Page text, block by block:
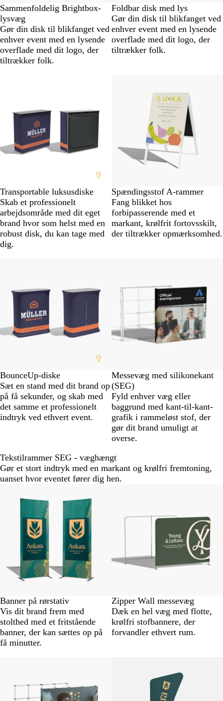
Sammenfoldelig Brightbox-
lysvæg
Gør din disk til blikfanget ved
enhver event med en lysende
overflade med dit logo, der
tiltrækker folk.
Foldbar disk med lys
Gør din disk til blikfanget ved
enhver event med en lysende
overflade med dit logo, der
tiltrækker folk.
Transportable luksusdiske
Skab et professionelt
arbejdsområde med dit eget
brand hvor som helst med en
robust disk, du kan tage med
dig.
Spændingsstof A-rammer
Fang blikket hos
forbipasserende med et
markant, krølfrit fortovsskilt,
der tiltrækker opmærksomhed.
BounceUp-diske
Sæt en stand med dit brand op
på få sekunder, og skab med
det samme et professionelt
indtryk ved ethvert event.
Messevæg med silikonekant
(SEG)
Fyld enhver væg eller
baggrund med kant-til-kant-
grafik i rammeløst stof, der
gør dit brand umuligt at
overse.
Tekstilrammer SEG - væghængt
Gør et stort indtryk med en markant og krølfri fremtoning,
uanset hvor eventet fører dig hen.
Banner på rørstativ
Vis dit brand frem med
stolthed med et fritstående
banner, der kan sættes op på
få minutter.
Zipper Wall messevæg
Dæk en hel væg med flotte,
krølfri stofbannere, der
forvandler ethvert rum.